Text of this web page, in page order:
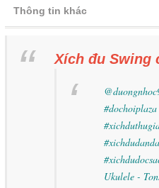
Thông tin khác
Xích đu Swing
#dochoiplaza
Ukulele -